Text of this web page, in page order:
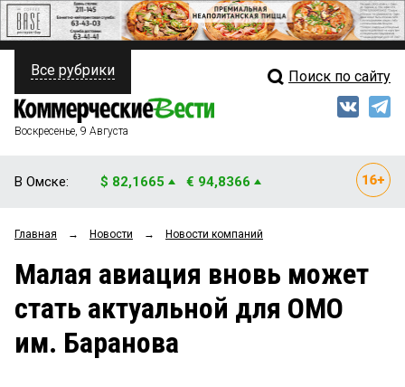
ПОЛИТИКА
ФИНАНСЫ
ОБЩЕСТВО
ЗАКОН
НОВОСТИ КОМПАНИЙ
Свежий выпуск
Мнения
Рейтинги
Блоги
Все рубрики Поиск по сайту
Воскресенье, 9 Августа
В Омске: $ 82,1665 € 94,8366
Главная → Новости → Новости компаний
Малая авиация вновь может
стать актуальной для ОМО
им. Баранова